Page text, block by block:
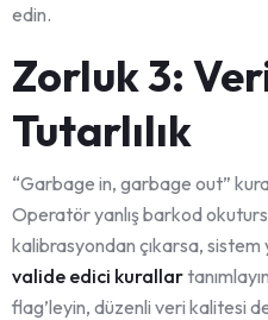
edin.
Zorluk 3:
Tutarlılık
“Garbage in, garbage out”
Operatör yanlış barkod
kalibrasyondan çıkarsa, sistem
valide edici kurallar
flag’leyin, düzenli veri kalitesi